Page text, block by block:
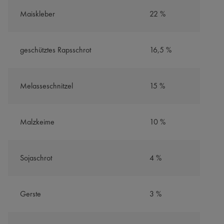
Maiskleber 22 %
geschütztes Rapsschrot 16,5 %
Melasseschnitzel 15 %
Malzkeime 10 %
Sojaschrot 4 %
Gerste 3 %